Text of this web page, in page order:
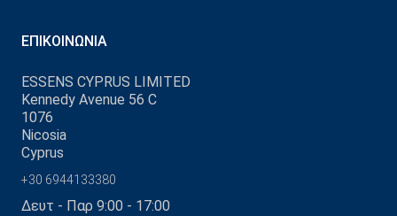
ΕΠΙΚΟΙΝΩΝΊΑ
ESSENS CYPRUS LIMITED
Kennedy Avenue 56 C
1076
Nicosia
Cyprus
+30 6944133380
Δευτ - Παρ 9:00 - 17:00